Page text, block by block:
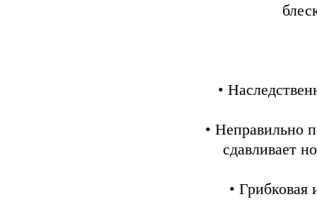
•
• Неправильно
сдавливает
•